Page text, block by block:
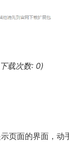
载次数: 0)
页面的界面，